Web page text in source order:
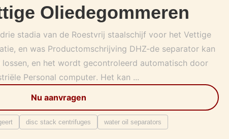
Oliedegommeren
stadia van de Roestvrij staalschijf voor het Vettige
en was Productomschrijving DHZ-de separator kan
en het wordt gecontroleerd automatisch door
Personal computer. Het kan ...
Nu aanvragen
disc stack centrifuges water oil separators